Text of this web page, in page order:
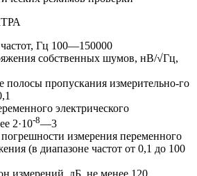
Гц 100—150000
собственных шумов, нВ/√Гц,
полосы пропускания измерительно-го
электрического
2·10-8—3
измерения переменного
(в диапазоне частот от 0,1 до 100